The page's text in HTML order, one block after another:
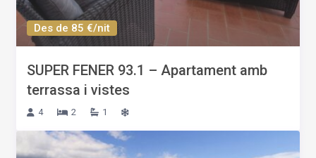
Des de 85 €/nit
SUPER FENER 93.1 – Apartament amb
terrassa i vistes
4 2 1